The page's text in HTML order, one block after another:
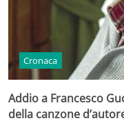
Cronaca
Addio a Francesco
della canzone